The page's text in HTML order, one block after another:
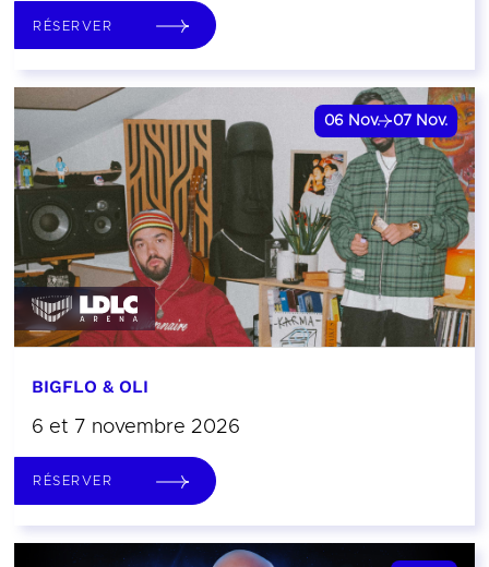
RÉSERVER
06 Nov. 07 Nov.
BIGFLO & OLI
6 et 7 novembre 2026
RÉSERVER